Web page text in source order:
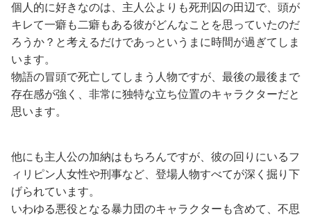
個人的に好きなのは、主人公よりも死刑囚の田辺で、頭が
キレて一癖も二癖もある彼がどんなことを思っていたのだ
ろうか？と考えるだけであっというまに時間が過ぎてしま
います。
物語の冒頭で死亡してしまう人物ですが、最後の最後まで
存在感が強く、非常に独特な立ち位置のキャラクターだと
思います。
他にも主人公の加納はもちろんですが、彼の回りにいるフ
ィリピン人女性や刑事など、登場人物すべてが深く掘り下
げられています。
いわゆる悪役となる暴力団のキャラクターも含めて、不思